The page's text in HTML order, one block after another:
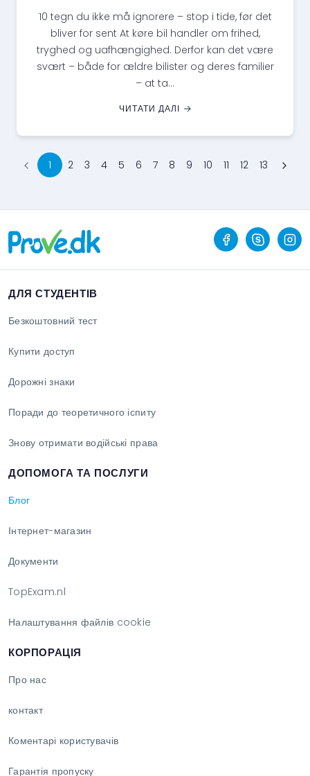
10 tegn du ikke må ignorere – stop i tide, før det
bliver for sent At køre bil handler om frihed,
tryghed og uafhængighed. Derfor kan det være
svært – både for ældre bilister og deres familier
– at ta...
ЧИТАТИ ДАЛІ
1 2 3 4 5 6 7 8 9 10 11 12 13
ДЛЯ СТУДЕНТІВ
Безкоштовний тест
Купити доступ
Дорожні знаки
Поради до теоретичного іспиту
Знову отримати водійські права
ДОПОМОГА ТА ПОСЛУГИ
Блог
Інтернет-магазин
Документи
TopExam.nl
Налаштування файлів cookie
КОРПОРАЦІЯ
Про нас
контакт
Коментарі користувачів
Гарантія пропуску